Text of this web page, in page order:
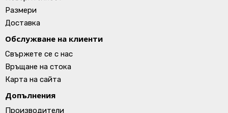
Размери
Доставка
Обслужване на клиенти
Свържете се с нас
Връщане на стока
Карта на сайта
Допълнения
Производители